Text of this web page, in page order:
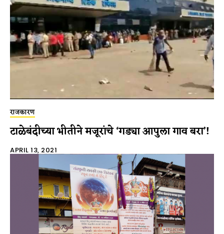
राजकारण
टाळेबंदीच्या भीतीने मजूरांचे ‘गड्या आपुला गाव बरा’!
APRIL 13, 2021